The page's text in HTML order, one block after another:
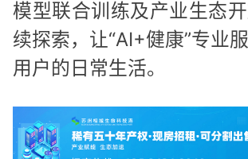
模型联合训练及产业生态
续探索，让“AI+健康”专业
用户的日常生活。